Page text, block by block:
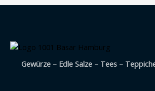
Gewürze – Edle Salze – Tees –